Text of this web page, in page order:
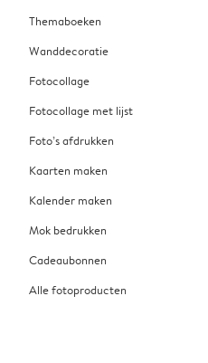
Themaboeken
Wanddecoratie
Fotocollage
Fotocollage met lijst
Foto’s afdrukken
Kaarten maken
Kalender maken
Mok bedrukken
Cadeaubonnen
Alle fotoproducten